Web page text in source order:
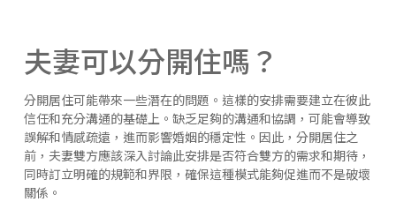
夫妻可以分開住嗎？
分開居住可能帶來一些潛在的問題。這樣的安排需要建立在彼此
信任和充分溝通的基礎上。缺乏足夠的溝通和協調，可能會導致
誤解和情感疏遠，進而影響婚姻的穩定性。因此，分開居住之
前，夫妻雙方應該深入討論此安排是否符合雙方的需求和期待，
同時訂立明確的規範和界限，確保這種模式能夠促進而不是破壞
關係。